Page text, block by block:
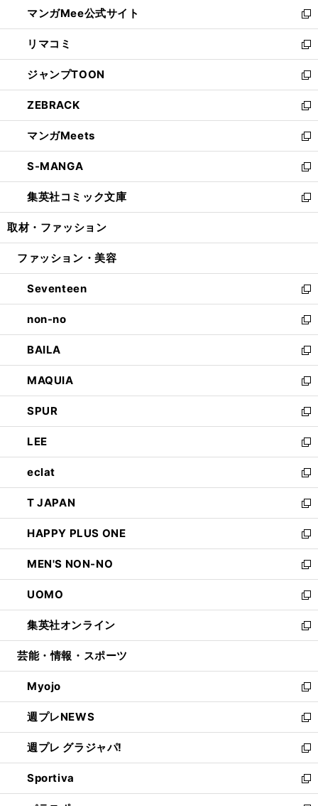
く
ド
ウ
で
開
く
ィ
ン
ド
ウ
で
開
く
い
ウ
ィ
ン
ド
ウ
で
開
く
マンガMee公式サイト
新
し
い
ウ
ィ
ン
ド
ウ
で
開
く
リマコミ
新
し
い
ウ
ィ
ン
ド
ウ
で
開
く
ジャンプTOON
新
し
い
ウ
ィ
ン
ド
ウ
で
開
ZEBRACK
新
し
い
ウ
ィ
ン
ド
ウ
開
マンガMeets
新
し
い
ウ
ィ
ン
ウ
開
く
S-MANGA
新
し
い
ウ
ン
ウ
で
開
く
集英社コミック文庫
新
し
ウ
ン
ド
ウ
で
開
く
取材・ファッション
ファッション・美容
Seventeen
新
し
い
ウ
ィ
ン
ド
ウ
で
開
く
non-no
新
し
い
ウ
ィ
ン
ド
ウ
で
開
く
BAILA
新
し
い
ウ
ィ
ン
ド
ウ
で
開
く
MAQUIA
新
し
い
ウ
ィ
ン
ド
ウ
で
開
く
SPUR
新
し
い
ウ
ィ
ン
ド
ウ
で
開
く
LEE
新
し
い
ウ
ィ
ン
ド
ウ
で
開
く
eclat
新
し
い
ウ
ィ
ン
ド
ウ
で
開
く
T JAPAN
新
し
い
ウ
ィ
ン
ド
ウ
で
開
HAPPY PLUS ONE
新
し
い
ウ
ィ
ン
ド
ウ
開
く
MEN'S NON-NO
新
し
い
ウ
ィ
ン
ウ
で
開
く
UOMO
新
し
い
ウ
ン
ド
ウ
で
開
く
集英社オンライン
新
し
ウ
ィ
ン
ド
ウ
で
開
く
芸能・情報・スポーツ
Myojo
新
し
い
ウ
ィ
ン
ド
ウ
週プレNEWS
新
し
い
ウ
ィ
ン
週プレ グラジャパ!
新
し
い
ウ
Sportiva
新
し